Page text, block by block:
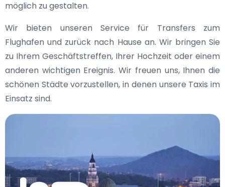
möglich zu gestalten.
Wir bieten unseren Service für Transfers zum
Flughafen und zurück nach Hause an. Wir bringen Sie
zu Ihrem Geschäftstreffen, Ihrer Hochzeit oder einem
anderen wichtigen Ereignis. Wir freuen uns, Ihnen die
schönen Städte vorzustellen, in denen unsere Taxis im
Einsatz sind.